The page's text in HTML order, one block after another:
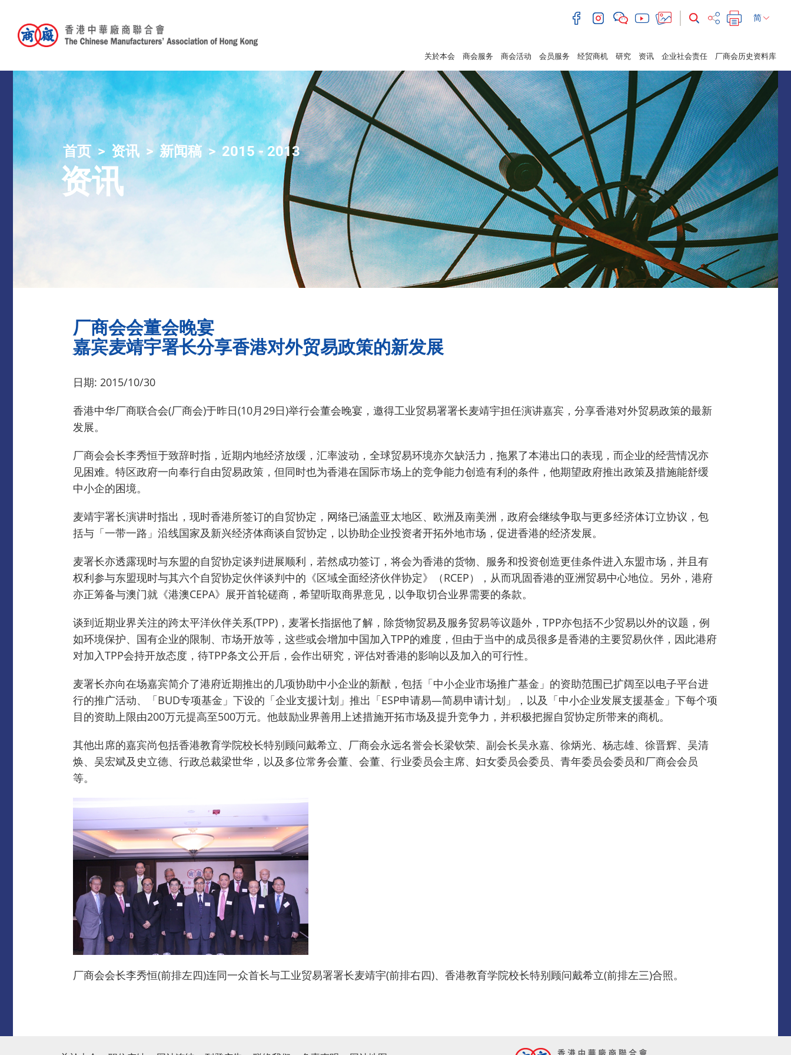
简
关於本会 商会服务 商会活动 会员服务 经贸商机 研究 资讯 企业社会责任 厂商会历史资料库
首页 资讯 新闻稿 2015 - 2013
资讯
厂商会会董会晚宴
嘉宾麦靖宇署长分享香港对外贸易政策的新发展
日期: 2015/10/30
香港中华厂商联合会(厂商会)于昨日(10月29日)举行会董会晚宴，邀得工业贸易署署长麦靖宇担任演讲嘉宾，分享香港对外贸易政策的最新
发展。
厂商会会长李秀恒于致辞时指，近期内地经济放缓，汇率波动，全球贸易环境亦欠缺活力，拖累了本港出口的表现，而企业的经营情况亦
见困难。 特区政府一向奉行自由贸易政策，但同时也为香港在国际市场上的竞争能力创造有利的条件，他期望政府推出政策及措施能舒缓
中小企的困境。
麦靖宇署长演讲时指出，现时香港所签订的自贸协定，网络已涵盖亚太地区、欧洲及南美洲，政府会继续争取与更多经济体订立协议，包
括与「一带一路」沿线国家及新兴经济体商谈自贸协定，以协助企业投资者开拓外地市场，促进香港的经济发展。
麦署长亦透露现时与东盟的自贸协定谈判进展顺利，若然成功签订，将会为香港的货物、服务和投资创造更佳条件进入东盟市场，并且有
权利参与东盟现时与其六个自贸协定伙伴谈判中的《区域全面经济伙伴协定》（RCEP），从而巩固香港的亚洲贸易中心地位。 另外，港府
亦正筹备与澳门就《港澳CEPA》展开首轮磋商，希望听取商界意见，以争取切合业界需要的条款。
谈到近期业界关注的跨太平洋伙伴关系(TPP)，麦署长指据他了解，除货物贸易及服务贸易等议题外，TPP亦包括不少贸易以外的议题，例
如环境保护、国有企业的限制、市场开放等，这些或会增加中国加入TPP的难度，但由于当中的成员很多是香港的主要贸易伙伴，因此港府
对加入TPP会持开放态度，待TPP条文公开后，会作出研究，评估对香港的影响以及加入的可行性。
麦署长亦向在场嘉宾简介了港府近期推出的几项协助中小企业的新猷，包括「中小企业市场推广基金」的资助范围已扩阔至以电子平台进
行的推广活动、「BUD专项基金」下设的「企业支援计划」推出「ESP申请易—简易申请计划」，以及「中小企业发展支援基金」下每个项
目的资助上限由200万元提高至500万元。 他鼓励业界善用上述措施开拓市场及提升竞争力，并积极把握自贸协定所带来的商机。
其他出席的嘉宾尚包括香港教育学院校长特别顾问戴希立、厂商会永远名誉会长梁钦荣、副会长吴永嘉、徐炳光、杨志雄、徐晋辉、吴清
焕、吴宏斌及史立德、行政总裁梁世华，以及多位常务会董、会董、行业委员会主席、妇女委员会委员、青年委员会委员和厂商会会员
等。
厂商会会长李秀恒(前排左四)连同一众首长与工业贸易署署长麦靖宇(前排右四)、香港教育学院校长特别顾问戴希立(前排左三)合照。